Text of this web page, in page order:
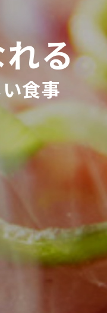
る
食事